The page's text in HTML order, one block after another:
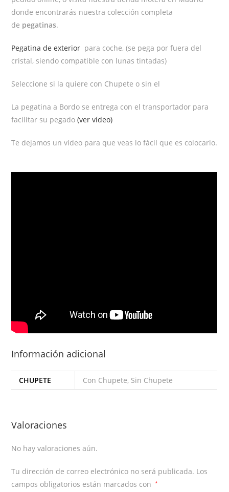
donde encontrarás nuestra colección completa
de pegatinas.
Pegatina de exterior para coche, (se pega por fuera del
cristal, siendo compatible con lunas tintadas)
Seleccione si la quiere con Chupete o sin el
La pegatina a Bordo se entrega con el transportador para
facilitar su pegado(ver vídeo)
Te dejamos un vídeo para que veas lo fácil que es colocarlo.
Información adicional
CHUPETE Con Chupete, Sin Chupete
Valoraciones
No hay valoraciones aún.
Tu dirección de correo electrónico no será publicada. Los
campos obligatorios están marcados con
*